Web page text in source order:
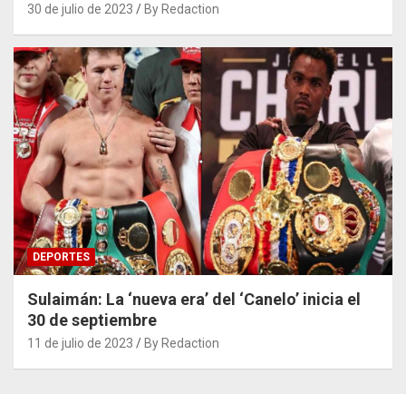
30 de julio de 2023 By Redaction
DEPORTES
Sulaimán: La ‘nueva era’ del ‘Canelo’ inicia el
30 de septiembre
11 de julio de 2023 By Redaction